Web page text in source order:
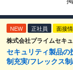
NEW 正社員 面接
株式会社プライムセキ
セキュリティ製品
制充実/フレックス